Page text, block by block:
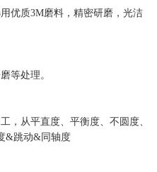
优质3M磨料，精密研磨，光洁
等处理。
，从平直度、平衡度、不圆度、
&跳动&同轴度